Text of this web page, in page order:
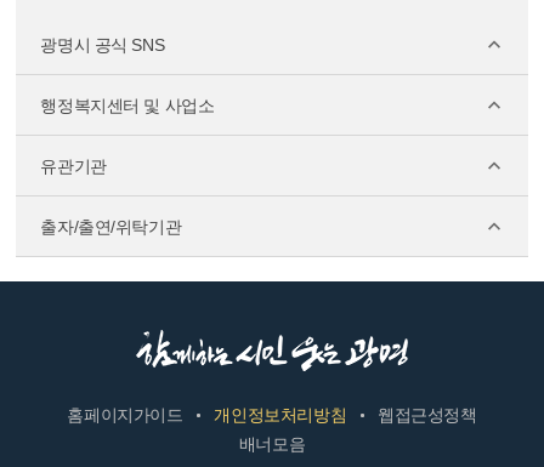
광명시 공식 SNS
행정복지센터 및 사업소
유관기관
출자/출연/위탁기관
홈페이지가이드 개인정보처리방침
웹접근성정책
배너모음